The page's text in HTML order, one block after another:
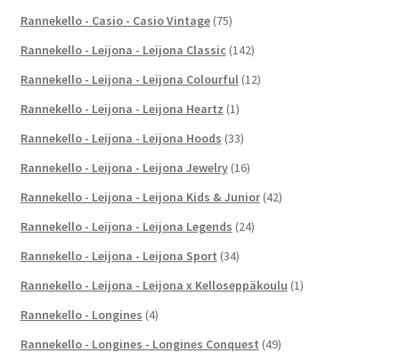
Rannekello - Casio - Casio Vintage (75)
Rannekello - Leijona - Leijona Classic (142)
Rannekello - Leijona - Leijona Colourful (12)
Rannekello - Leijona - Leijona Heartz (1)
Rannekello - Leijona - Leijona Hoods (33)
Rannekello - Leijona - Leijona Jewelry (16)
Rannekello - Leijona - Leijona Kids & Junior (42)
Rannekello - Leijona - Leijona Legends (24)
Rannekello - Leijona - Leijona Sport (34)
Rannekello - Leijona - Leijona x Kelloseppäkoulu (1)
Rannekello - Longines (4)
Rannekello - Longines - Longines Conquest (49)